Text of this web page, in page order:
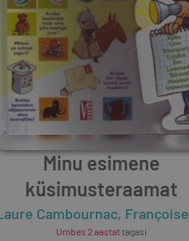
Minu esimene
küsimusteraamat
Cambournac, Françoise de Guibert
Umbes 2 aastattagasi